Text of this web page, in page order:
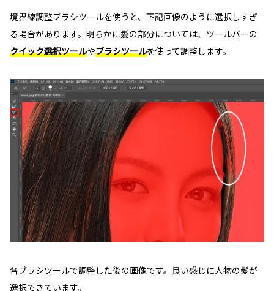
境界線調整ブラシツールを使うと、下記画像のように選択しすぎ
る場合があります。明らかに髪の部分については、ツールバーの
クイック選択ツールやブラシツールを使って調整します。
各ブラシツールで調整した後の画像です。良い感じに人物の髪が
選択できています。